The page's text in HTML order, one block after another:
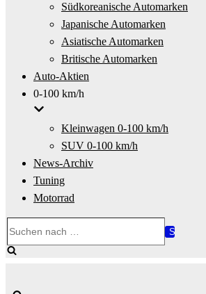
Südkoreanische Automarken
Japanische Automarken
Asiatische Automarken
Britische Automarken
Auto-Aktien
0-100 km/h
Kleinwagen 0-100 km/h
SUV 0-100 km/h
News-Archiv
Tuning
Motorrad
nach …